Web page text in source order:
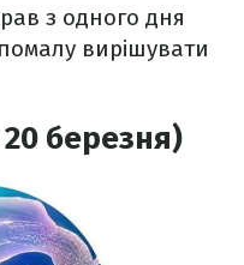
з одного дня
вирішувати
березня)